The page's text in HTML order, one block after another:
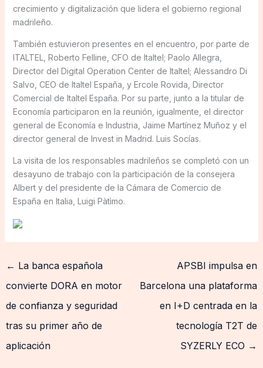
crecimiento y digitalización que lidera el gobierno regional
madrileño.
También estuvieron presentes en el encuentro, por parte de
ITALTEL, Roberto Felline, CFO de Italtel; Paolo Allegra,
Director del Digital Operation Center de Italtel; Alessandro Di
Salvo, CEO de Italtel España, y Ercole Rovida, Director
Comercial de Italtel España. Por su parte, junto a la titular de
Economía participaron en la reunión, igualmente, el director
general de Economía e Industria, Jaime Martínez Muñoz y el
director general de Invest in Madrid. Luis Socías.
La visita de los responsables madrileños se completó con un
desayuno de trabajo con la participación de la consejera
Albert y del presidente de la Cámara de Comercio de
España en Italia, Luigi Pàtìmo.
← La banca española
convierte DORA en motor
de confianza y seguridad
tras su primer año de
aplicación
APSBI impulsa en
Barcelona una plataforma
en I+D centrada en la
tecnología T2T de
SYZERLY ECO →